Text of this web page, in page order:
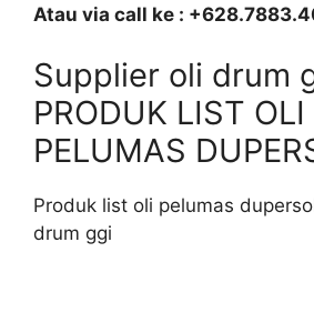
Atau via call ke :
Supplier oli drum
PRODUK LIST OLI
PELUMAS
Produk list oli pelumas
drum ggi